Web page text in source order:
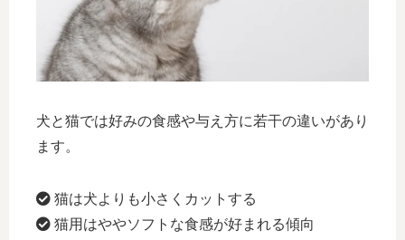
犬と猫では好みの食感や与え方に若干の違いがあり
ます。
猫は犬よりも小さくカットする
猫用はややソフトな食感が好まれる傾向